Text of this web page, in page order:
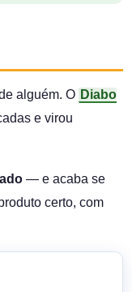
alguém. O Diabo
e virou
— e acaba se
certo, com